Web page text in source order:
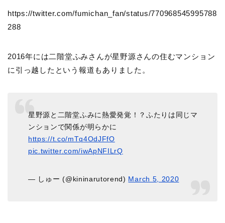
https://twitter.com/fumichan_fan/status/770968545995788
288
2016年には二階堂ふみさんが星野源さんの住むマンション
に引っ越したという報道もありました。
星野源と二階堂ふみに熱愛発覚！？ふたりは同じマ
ンションで関係が明らかに
https://t.co/mTq4OdJFfO
pic.twitter.com/iwApNFILrQ
— しゅー (@kininarutorend) March 5, 2020